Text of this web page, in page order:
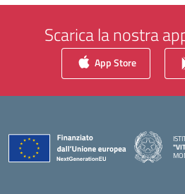
Scarica la nostra
App Store